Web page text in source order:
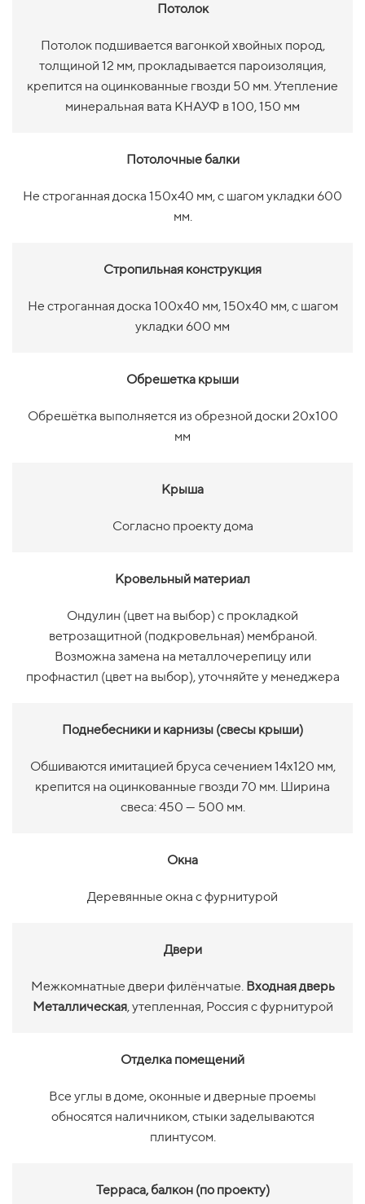
Потолок
Потолок подшивается вагонкой хвойных пород,
толщиной 12 мм, прокладывается пароизоляция,
крепится на оцинкованные гвозди 50 мм. Утепление
минеральная вата КНАУФ в 100, 150 мм
Потолочные балки
Не строганная доска 150х40 мм, с шагом укладки 600
мм.
Стропильная конструкция
Не строганная доска 100х40 мм, 150х40 мм, с шагом
укладки 600 мм
Обрешетка крыши
Обрешётка выполняется из обрезной доски 20х100
мм
Крыша
Согласно проекту дома
Кровельный материал
Ондулин (цвет на выбор) с прокладкой
ветрозащитной (подкровельная) мембраной.
Возможна замена на металлочерепицу или
профнастил (цвет на выбор), уточняйте у менеджера
Поднебесники и карнизы (свесы крыши)
Обшиваются имитацией бруса сечением 14х120 мм,
крепится на оцинкованные гвозди 70 мм. Ширина
свеса: 450 — 500 мм.
Окна
Деревянные окна с фурнитурой
Двери
Межкомнатные двери филёнчатые. Входная дверь
Металлическая, утепленная, Россия с фурнитурой
Отделка помещений
Все углы в доме, оконные и дверные проемы
обносятся наличником, стыки заделываются
плинтусом.
Терраса, балкон (по проекту)